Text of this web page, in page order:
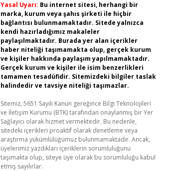
Yasal Uyarı: Bu internet sitesi, herhangi bir
marka, kurum veya şahıs şirketi ile hiçbir
bağlantısı bulunmamaktadır. Sitede yalnızca
kendi hazırladığımız makaleler
paylaşılmaktadır. Burada yer alan içerikler
haber niteliği taşımamakta olup, gerçek kurum
ve kişiler hakkında paylaşım yapılmamaktadır.
Gerçek kurum ve kişiler ile isim benzerlikleri
tamamen tesadüfidir. Sitemizdeki bilgiler taslak
halindedir ve tavsiye niteliği taşımazlar.
Sitemiz, 5651 Sayılı Kanun gereğince Bilgi Teknolojileri
ve İletişim Kurumu (BTK) tarafından onaylanmış bir Yer
Sağlayıcı olarak hizmet vermektedir. Bu nedenle,
sitedeki içerikleri proaktif olarak denetleme veya
araştırma yükümlülüğümüz bulunmamaktadır. Ancak,
üyelerimiz yazdıkları içeriklerin sorumluluğunu
taşımakta olup, siteye üye olarak bu sorumluluğu kabul
etmiş sayılırlar.